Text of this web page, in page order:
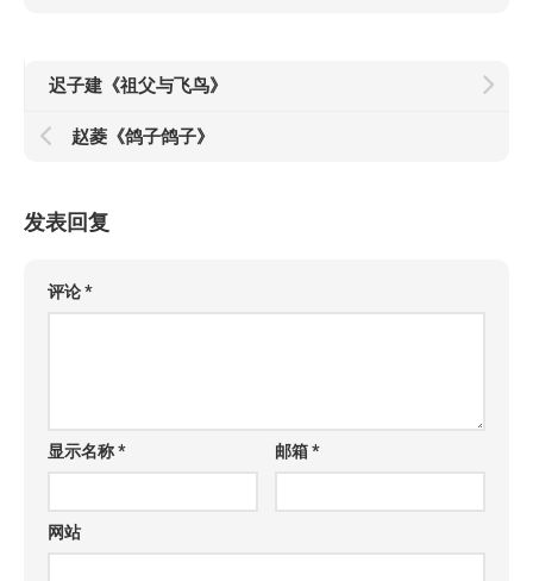
迟子建《祖父与飞鸟》
赵菱《鸽子鸽子》
发表回复
评论*
显示名称* 邮箱*
网站